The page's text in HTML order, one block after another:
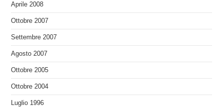
Aprile 2008
Ottobre 2007
Settembre 2007
Agosto 2007
Ottobre 2005
Ottobre 2004
Luglio 1996